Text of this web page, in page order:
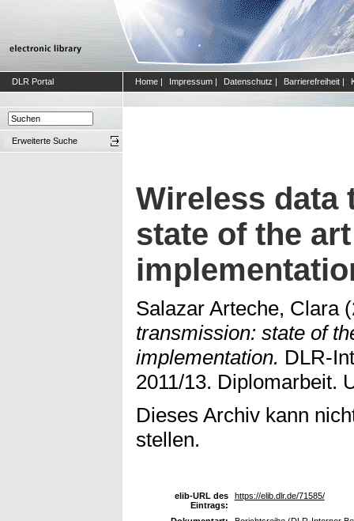
DLR Portal Home | Impressum | Datenschutz | Barrierefreiheit |
Erweiterte Suche
Wireless data
state of the
Salazar Arteche, Clara
transmission: state of
implementation. DLR-
2011/13. Diplomarbeit.
Dieses Archiv kann
stellen.
elib-URL des
Eintrags:
https://elib.dlr.de/71585/